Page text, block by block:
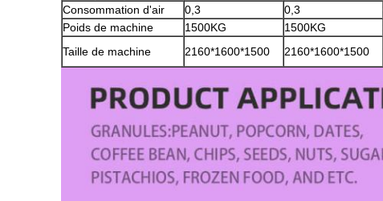
Consommation d'air
0,3 0,3
Poids de machine
1500KG 1500KG
Taille de machine
2160*1600*1500 2160*1600*1500